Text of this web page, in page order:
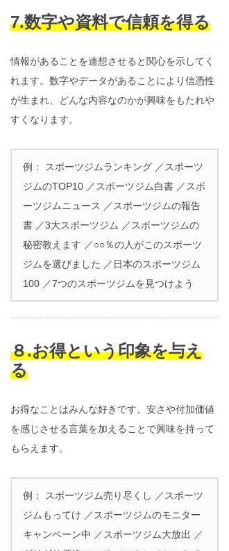
7.数字や資料で信頼を得る
情報があることを連想させると関心を示してく
れます。数字やデータがあることにより信憑性
が生まれ、どんな内容なのかが興味をもたれや
すくなります。
例： スポーツジムランキング ／スポーツ
ジムのTOP10 ／スポーツジム白書 ／スポ
ーツジムニュース ／スポーツジムの報告
書 ／3大スポーツジム ／スポーツジムの
秘密教えます ／○○％の人がこのスポーツ
ジムを選びました ／日本のスポーツジム
100 ／7つのスポーツジムを見つけよう
８.お得という印象を与え
る
お得なことはみんな好きです。安さや付加価値
を感じさせる言葉を加えることで興味を持って
もらえます。
例： スポーツジム売り尽くし ／スポーツ
ジムもってけ ／スポーツジムのモニター
キャンペーン中 ／スポーツジム大放出 ／